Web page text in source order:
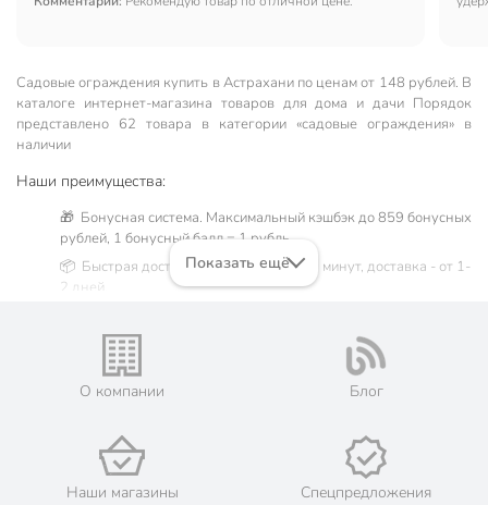
Садовые ограждения купить в Астрахани по ценам от 148 рублей. В
каталоге интернет-магазина товаров для дома и дачи Порядок
представлено 62 товара в категории «садовые ограждения» в
наличии
Наши преимущества:
🎁 Бонусная система. Максимальный кэшбэк до 859 бонусных
рублей, 1 бонусный балл = 1 рубль.
📦 Быстрая доставка. Самовывоз от 60 минут, доставка - от 1-
2 дней.
Жители Астраханской области могут сделать заказ и оплатить
его онлайн на официальном сайте сети магазинов Порядок.
Мы предлагаем бесплатную курьерскую доставку для товара
«садовые ограждения» при заказе от 3000 рублей в такие
Харабали, Ахтубинск, Володарский, Енотаевка, Лиман,
Началово, Чёрный Яр.
💳 Оплата: онлайн на сайте интернет-гипермаркета или
Показать ещё
О компании Блог
Наши магазины Спецпредложения